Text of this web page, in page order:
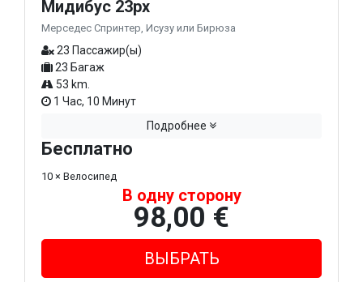
Мидибус 23px
Мерседес Спринтер, Исузу или Бирюза
23 Пассажир(ы)
23 Багаж
53 km.
1 Час, 10 Минут
Подробнее
Бесплатно
10 × Велосипед
В одну сторону
98,00 €